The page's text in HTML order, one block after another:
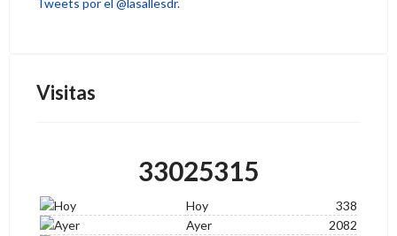
Tweets por el @lasallesdr.
Visitas
33025315
Hoy
338
Ayer
2082